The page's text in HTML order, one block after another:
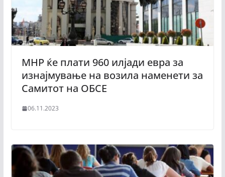
МНР ќе плати 960 илјади евра за
изнајмување на возила наменети за
Самитот на ОБСЕ
06.11.2023